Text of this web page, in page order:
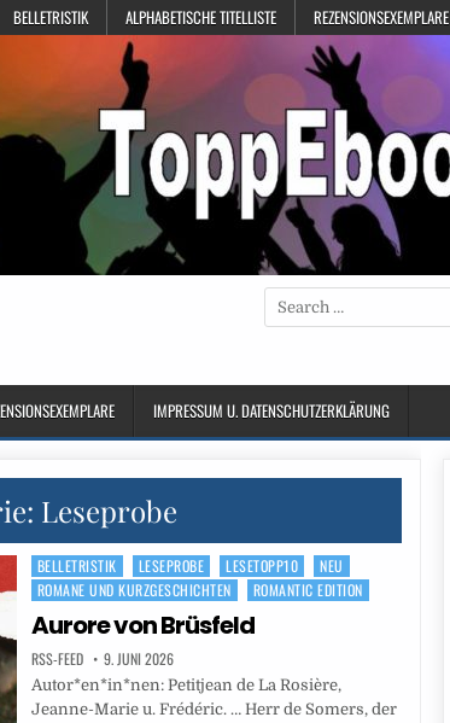
BELLETRISTIK ALPHABETISCHE TITELLISTE REZENSIONSEXEMPLARE
Search
for:
IMPRESSUM U. DATENSCHUTZERKLÄRUNG
Leseprobe
Posted
in
BELLETRISTIK LESEPROBE LESETOPP10
NEU
ROMANE UND KURZGESCHICHTEN
ROMANTIC EDITION
Aurore von Brüsfeld
RSS-FEED 9. JUNI 2026
Autor*en*in*nen: Petitjean de La Rosière,
Jeanne-Marie u. Frédéric. … Herr de Somers, der